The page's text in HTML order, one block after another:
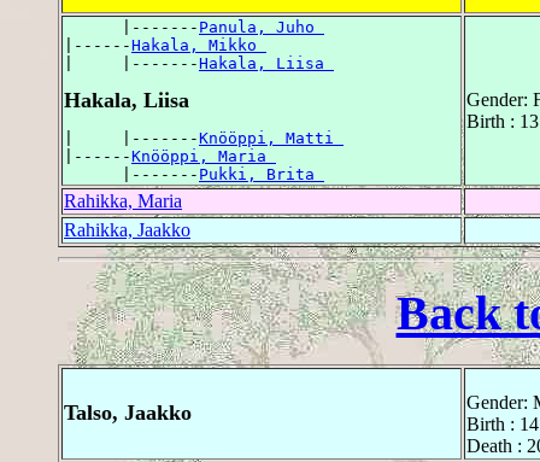
      |-------
Panula, Juho
|------Hakala, Mikko
|     |-------Hakala, Liisa
Hakala, Liisa
|     |-------Knööppi, Matti
|------Knööppi, Maria
      |-------
Pukki, Brita
Gender:
Birth :
Rahikka, Maria
Rahikka, Jaakko
Back
Talso, Jaakko
Gender:
Birth :
Death :